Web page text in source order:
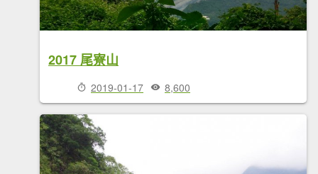
2017 尾寮山
2019-01-17 8,600